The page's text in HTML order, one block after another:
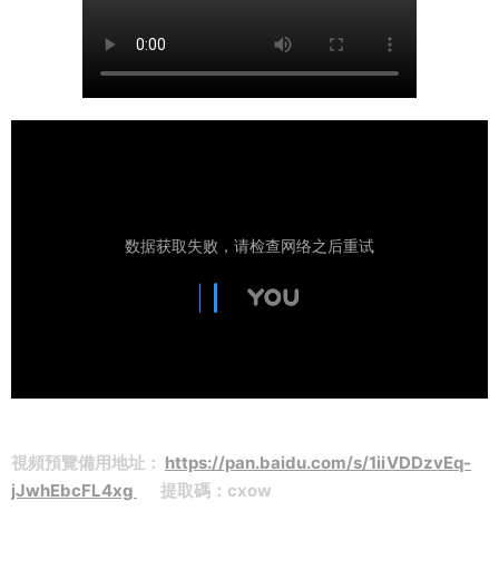
視頻預覽備用地址： https://pan.baidu.com/s/1iiVDDzvEq-
jJwhEbcFL4xg
提取碼：cxow